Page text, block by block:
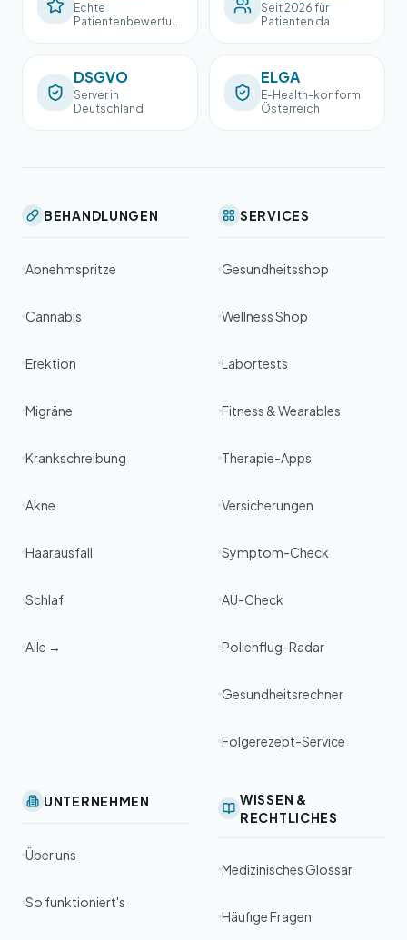
Echte
Patientenbewertun
Seit 2026 für
Patienten da
DSGVO
Server in
Deutschland
ELGA
E-Health-konform
Österreich
BEHANDLUNGEN
Abnehmspritze
Cannabis
Erektion
Migräne
Krankschreibung
Akne
Haarausfall
Schlaf
Alle →
SERVICES
Gesundheitsshop
Wellness Shop
Labortests
Fitness & Wearables
Therapie-Apps
Versicherungen
Symptom-Check
AU-Check
Pollenflug-Radar
Gesundheitsrechner
Folgerezept-Service
UNTERNEHMEN
Über uns
So funktioniert's
WISSEN &
RECHTLICHES
Medizinisches Glossar
Häufige Fragen